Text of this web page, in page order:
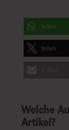
teilen
teilen
Welche
Artikel?